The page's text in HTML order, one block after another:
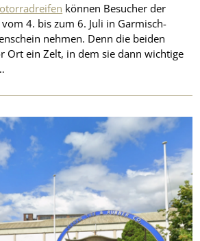
können Besucher der
4. bis zum 6. Juli in Garmisch-
nehmen. Denn die beiden
Ort ein Zelt, in dem sie dann wichtige